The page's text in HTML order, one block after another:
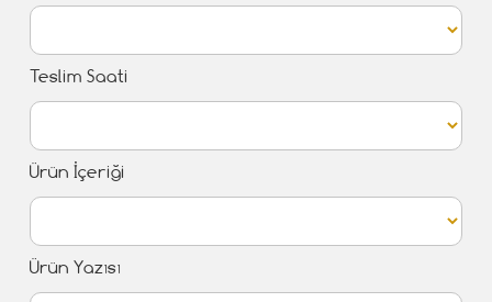
Teslim Saati
Ürün İçeriği
Ürün Yazısı